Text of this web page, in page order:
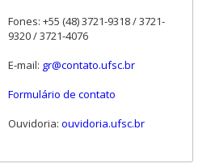
Fones: +55 (48) 3721-9318 / 3721-
9320 / 3721-4076
E-mail: gr@contato.ufsc.br
Formulário de contato
Ouvidoria: ouvidoria.ufsc.br